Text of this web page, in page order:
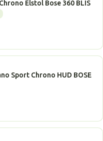
Elstol Bose 360 BLIS
Sport Chrono HUD BOSE